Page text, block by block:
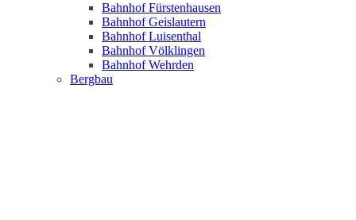
Bahnhof Fürstenhausen
Bahnhof Geislautern
Bahnhof Luisenthal
Bahnhof Völklingen
Bahnhof Wehrden
Bergbau